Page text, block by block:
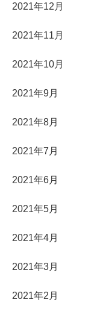
2021年12月
2021年11月
2021年10月
2021年9月
2021年8月
2021年7月
2021年6月
2021年5月
2021年4月
2021年3月
2021年2月